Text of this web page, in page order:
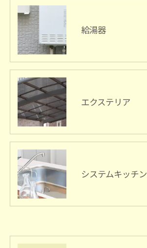
給湯器
エクステリア
システムキッチン